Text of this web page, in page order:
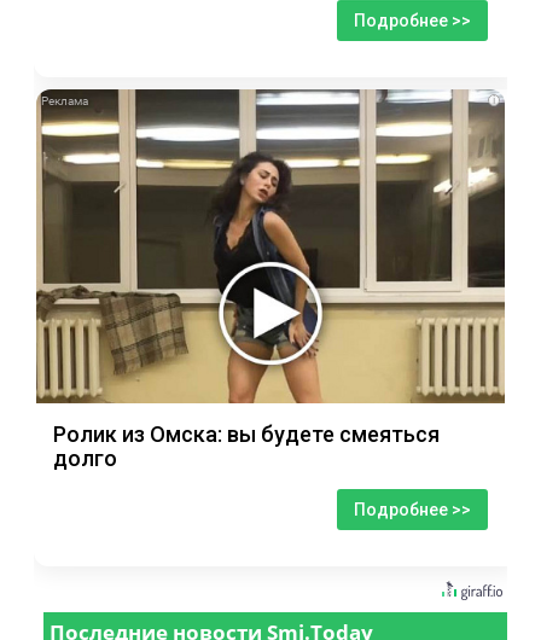
Подробнее >>
i
Ролик из Омска: вы будете смеяться
долго
Подробнее >>